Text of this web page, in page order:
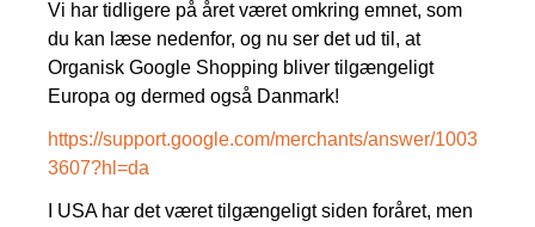
TRACKING
Server-Side Tracking
Vi har tidligere på året været omkring emnet, som
du kan læse nedenfor, og nu ser det ud til, at
Organisk Google Shopping bliver tilgængeligt
Europa og dermed også Danmark!
https://support.google.com/merchants/answer/1003
3607?hl=da
I USA har det været tilgængeligt siden foråret, men